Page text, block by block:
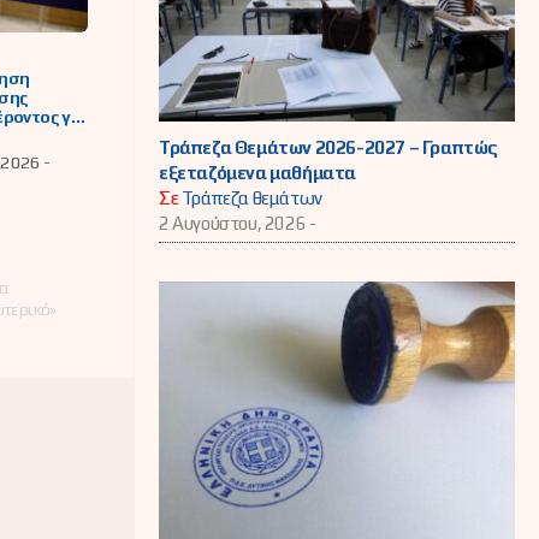
για
2026 -
Τράπεζα Θεμάτων 2026-2027 – Γραπτώς
εξεταζόμενα μαθήματα
ΣεΤράπεζα θεμάτων
2 Αυγούστου, 2026 -